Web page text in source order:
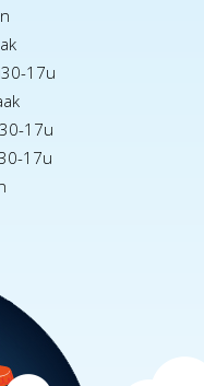
17u
17u
17u